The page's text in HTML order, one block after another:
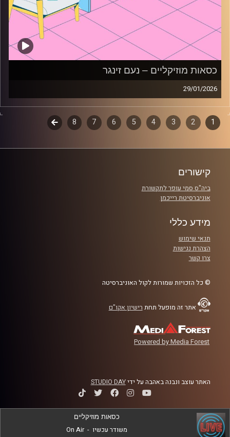
כסאות מוזיקליים – נעם זינגר
29/01/2026
כסאות מוזיקליים עם נעם זינגר
קרדיט תמונות:AudioVersity
דפדוף
1
2
3
4
5
6
7
8
לשלב
קישורים
ביה"ס סמי עופר לתקשורת
אוניברסיטת רייכמן
מידע כללי
תנאי שימוש
הצהרת נגישות
צרו קשר
© כל הזכויות שמורות לקול האוניברסיטה
אתר זה מופעל תחת רישיון אקו"ם
Powered by Media Forest
האתר עוצב ונבנה באהבה על ידיSTUDIO DAY
כסאות מוזיקליים
משודר עכשיו -
On Air